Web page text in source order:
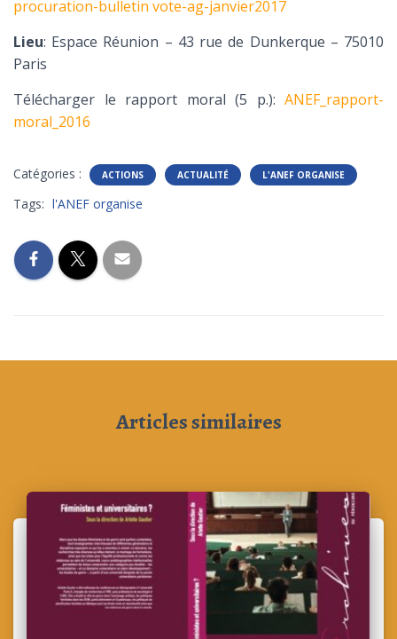
procuration-bulletin vote-ag-janvier2017
Lieu: Espace Réunion – 43 rue de Dunkerque – 75010
Paris
Télécharger le rapport moral (5 p.): ANEF_rapport-
moral_2016
Catégories : ACTIONS ACTUALITÉ L'ANEF ORGANISE
Tags: l'ANEF organise
Articles similaires